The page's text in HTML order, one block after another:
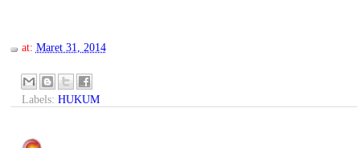
at: Maret 31, 2014
Labels: HUKUM